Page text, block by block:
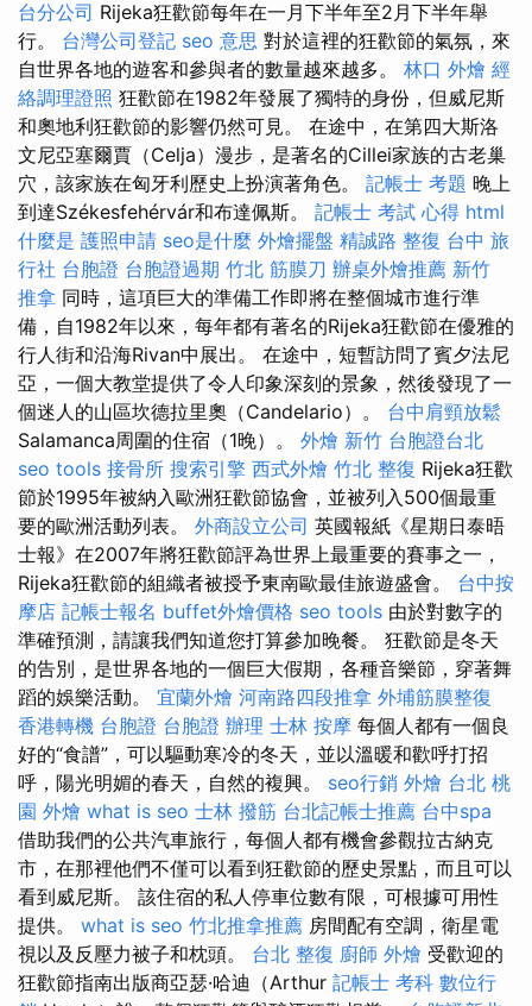
台分公司 Rijeka狂歡節每年在一月下半年至2月下半年舉
行。 台灣公司登記 seo 意思 對於這裡的狂歡節的氣氛，來
自世界各地的遊客和參與者的數量越來越多。 林口 外燴 經
絡調理證照 狂歡節在1982年發展了獨特的身份，但威尼斯
和奧地利狂歡節的影響仍然可見。 在途中，在第四大斯洛
文尼亞塞爾賈（Celja）漫步，是著名的Cillei家族的古老巢
穴，該家族在匈牙利歷史上扮演著角色。 記帳士 考題 晚上
到達Székesfehérvár和布達佩斯。 記帳士 考試 心得 html
什麼是 護照申請 seo是什麼 外燴擺盤 精誠路 整復 台中 旅
行社 台胞證 台胞證過期 竹北 筋膜刀 辦桌外燴推薦 新竹
推拿 同時，這項巨大的準備工作即將在整個城市進行準
備，自1982年以來，每年都有著名的Rijeka狂歡節在優雅的
行人街和沿海Rivan中展出。 在途中，短暫訪問了賓夕法尼
亞，一個大教堂提供了令人印象深刻的景象，然後發現了一
個迷人的山區坎德拉里奧（Candelario）。 台中肩頸放鬆
Salamanca周圍的住宿（1晚）。 外燴 新竹 台胞證台北
seo tools 接骨所 搜索引擎 西式外燴 竹北 整復 Rijeka狂歡
節於1995年被納入歐洲狂歡節協會，並被列入500個最重
要的歐洲活動列表。 外商設立公司 英國報紙《星期日泰晤
士報》在2007年將狂歡節評為世界上最重要的賽事之一，
Rijeka狂歡節的組織者被授予東南歐最佳旅遊盛會。 台中按
摩店 記帳士報名 buffet外燴價格 seo tools 由於對數字的
準確預測，請讓我們知道您打算參加晚餐。 狂歡節是冬天
的告別，是世界各地的一個巨大假期，各種音樂節，穿著舞
蹈的娛樂活動。 宜蘭外燴 河南路四段推拿 外埔筋膜整復
香港轉機 台胞證 台胞證 辦理 士林 按摩 每個人都有一個良
好的“食譜”，可以驅動寒冷的冬天，並以溫暖和歡呼打招
呼，陽光明媚的春天，自然的複興。 seo行銷 外燴 台北 桃
園 外燴 what is seo 士林 撥筋 台北記帳士推薦 台中spa
借助我們的公共汽車旅行，每個人都有機會參觀拉古納克
市，在那裡他們不僅可以看到狂歡節的歷史景點，而且可以
看到威尼斯。 該住宿的私人停車位數有限，可根據可用性
提供。 what is seo 竹北推拿推薦 房間配有空調，衛星電
視以及反壓力被子和枕頭。 台北 整復 廚師 外燴 受歡迎的
狂歡節指南出版商亞瑟·哈迪（Arthur 記帳士 考科 數位行